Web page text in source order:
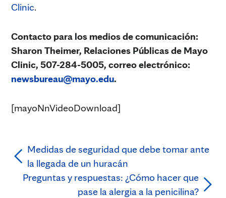
Clinic.
Contacto para los medios de comunicación:
Sharon Theimer, Relaciones Públicas de Mayo
Clinic, 507-284-5005, correo electrónico:
newsbureau@mayo.edu.
[mayoNnVideoDownload]
Medidas de seguridad que debe tomar ante
la llegada de un huracán
Preguntas y respuestas: ¿Cómo hacer que
pase la alergia a la penicilina?